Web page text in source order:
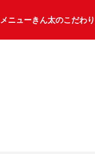
メニューきん太のこだわり